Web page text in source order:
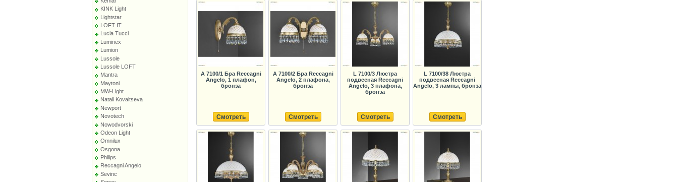
KINK Light
Lightstar
LOFT IT
Lucia Tucci
Luminex
Lumion
Lussole
Lussole LOFT
Mantra
Maytoni
MW-Light
Natali Kovaltseva
Newport
Novotech
Nowodvorski
Odeon Light
Omnilux
Osgona
Philips
Reccagni Angelo
Sevinc
A 7100/1 Бра Reccagni
Angelo, 1 плафон,
бронза
Смотреть
A 7100/2 Бра Reccagni
Angelo, 2 плафона,
бронза
Смотреть
L 7100/3 Люстра
подвесная Reccagni
Angelo, 3 плафона,
бронза
Смотреть
L 7100/38 Люстра
подвесная Reccagni
Angelo, 3 лампы, бронза
Смотреть